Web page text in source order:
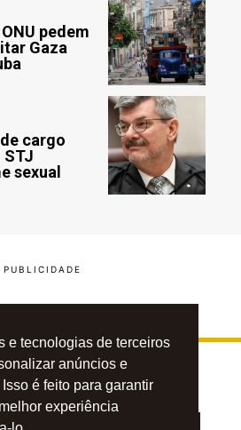
e tecnologias de terceiros
anúncios e
é feito para garantir
experiência
pedem
Gaza
cargo
sexual